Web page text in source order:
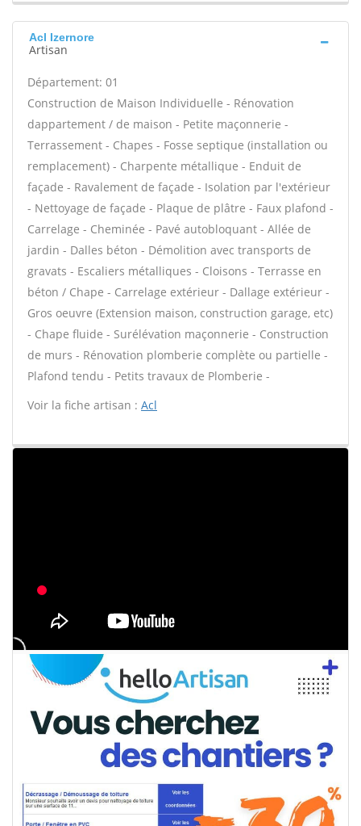
Acl Izernore
Artisan
Département: 01
Construction de Maison Individuelle - Rénovation
dappartement / de maison - Petite maçonnerie -
Terrassement - Chapes - Fosse septique (installation ou
remplacement) - Charpente métallique - Enduit de
façade - Ravalement de façade - Isolation par l'extérieur
- Nettoyage de façade - Plaque de plâtre - Faux plafond -
Carrelage - Cheminée - Pavé autobloquant - Allée de
jardin - Dalles béton - Démolition avec transports de
gravats - Escaliers métalliques - Cloisons - Terrasse en
béton / Chape - Carrelage extérieur - Dallage extérieur -
Gros oeuvre (Extension maison, construction garage, etc)
- Chape fluide - Surélévation maçonnerie - Construction
de murs - Rénovation plomberie complète ou partielle -
Plafond tendu - Petits travaux de Plomberie -
Voir la fiche artisan : Acl